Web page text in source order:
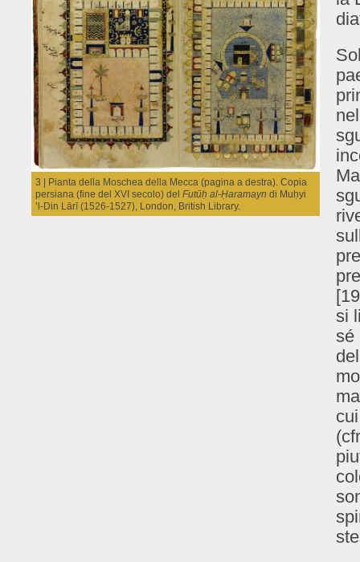
3 | Pianta della Moschea della Mecca (pagina a destra). Copia
persiana (fine del XVI secolo) delFutūḥ al-Ḥaramayndi Muḥyi
’l-Din Lārī (1526-1527), London, British Library.
si
sé